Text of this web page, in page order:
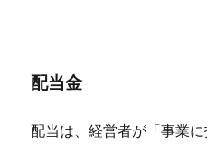
配当金
配当は、経営者が「事業